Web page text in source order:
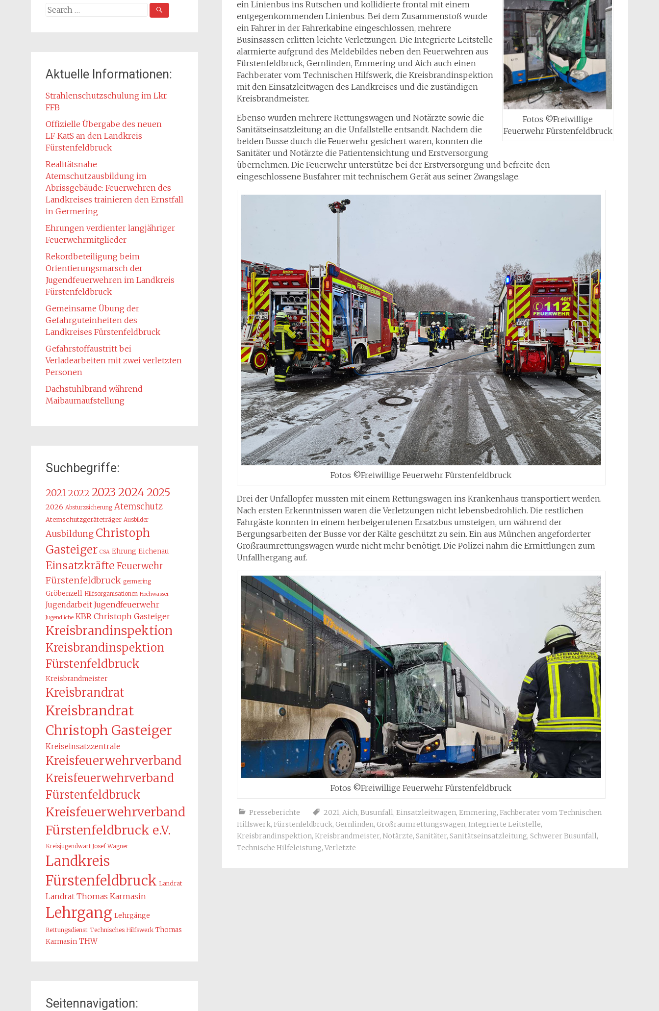
Fotos ©Freiwillige
Feuerwehr Fürstenfeldbruck
ein Linienbus ins Rutschen und kollidierte frontal mit einem
entgegenkommenden Linienbus. Bei dem Zusammenstoß wurde
ein Fahrer in der Fahrerkabine eingeschlossen, mehrere
Businsassen erlitten leichte Verletzungen. Die Integrierte Leitstelle
alarmierte aufgrund des Meldebildes neben den Feuerwehren aus
Fürstenfeldbruck, Gernlinden, Emmering und Aich auch einen
Fachberater vom Technischen Hilfswerk, die Kreisbrandinspektion
mit den Einsatzleitwagen des Landkreises und die zuständigen
Kreisbrandmeister.
Ebenso wurden mehrere Rettungswagen und Notärzte sowie die
Sanitätseinsatzleitung an die Unfallstelle entsandt. Nachdem die
beiden Busse durch die Feuerwehr gesichert waren, konnten die
Sanitäter und Notärzte die Patientensichtung und Erstversorgung
übernehmen. Die Feuerwehr unterstütze bei der Erstversorgung und befreite den
eingeschlossene Busfahrer mit technischem Gerät aus seiner Zwangslage.
Fotos ©Freiwillige Feuerwehr Fürstenfeldbruck
Drei der Unfallopfer mussten mit einem Rettungswagen ins Krankenhaus transportiert werden.
Nach ersten Erkenntnissen waren die Verletzungen nicht lebensbedrohlich. Die restlichen
Fahrgäste konnten in einem herbeigerufenen Ersatzbus umsteigen, um während der
Bergungsarbeiten der Busse vor der Kälte geschützt zu sein. Ein aus München angeforderter
Großraumrettungswagen wurde nicht mehr benötigt. Die Polizei nahm die Ermittlungen zum
Unfallhergang auf.
Fotos ©Freiwillige Feuerwehr Fürstenfeldbruck
Presseberichte 2021, Aich, Busunfall, Einsatzleitwagen, Emmering, Fachberater vom Technischen
Hilfswerk, Fürstenfeldbruck, Gernlinden, Großraumrettungswagen, Integrierte Leitstelle,
Kreisbrandinspektion, Kreisbrandmeister, Notärzte, Sanitäter, Sanitätseinsatzleitung, Schwerer Busunfall,
Technische Hilfeleistung, Verletzte
Search
Aktuelle Informationen:
Strahlenschutzschulung im Lkr.
FFB
Offizielle Übergabe des neuen
LF‑KatS an den Landkreis
Fürstenfeldbruck
Realitätsnahe
Atemschutzausbildung im
Abrissgebäude: Feuerwehren des
Landkreises trainieren den Ernstfall
in Germering
Ehrungen verdienter langjähriger
Feuerwehrmitglieder
Rekordbeteiligung beim
Orientierungsmarsch der
Jugendfeuerwehren im Landkreis
Fürstenfeldbruck
Gemeinsame Übung der
Gefahrguteinheiten des
Landkreises Fürstenfeldbruck
Gefahrstoffaustritt bei
Verladearbeiten mit zwei verletzten
Personen
Dachstuhlbrand während
Maibaumaufstellung
Suchbegriffe:
20212022 2023 2024 2025
2026 Absturzsicherung Atemschutz
Atemschutzgeräteträger Ausbilder
Ausbildung Christoph
Gasteiger CSA Ehrung Eichenau
Einsatzkräfte Feuerwehr
Fürstenfeldbruck germering
Gröbenzell Hilfsorganisationen Hochwasser
Jugendarbeit Jugendfeuerwehr
Jugendliche KBR Christoph Gasteiger
Kreisbrandinspektion
Kreisbrandinspektion
Fürstenfeldbruck
Kreisbrandmeister
Kreisbrandrat
Kreisbrandrat
Christoph Gasteiger
Kreiseinsatzzentrale
Kreisfeuerwehrverband
Kreisfeuerwehrverband
Fürstenfeldbruck
Kreisfeuerwehrverband
Fürstenfeldbruck e.V.
Kreisjugendwart Josef Wagner
Landkreis
Fürstenfeldbruck Landrat
Landrat Thomas Karmasin
Lehrgang Lehrgänge
Rettungsdienst Technisches Hilfswerk Thomas
Karmasin THW
Seitennavigation: